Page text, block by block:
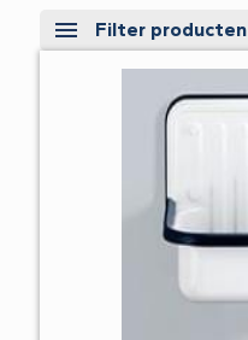
Filter producten